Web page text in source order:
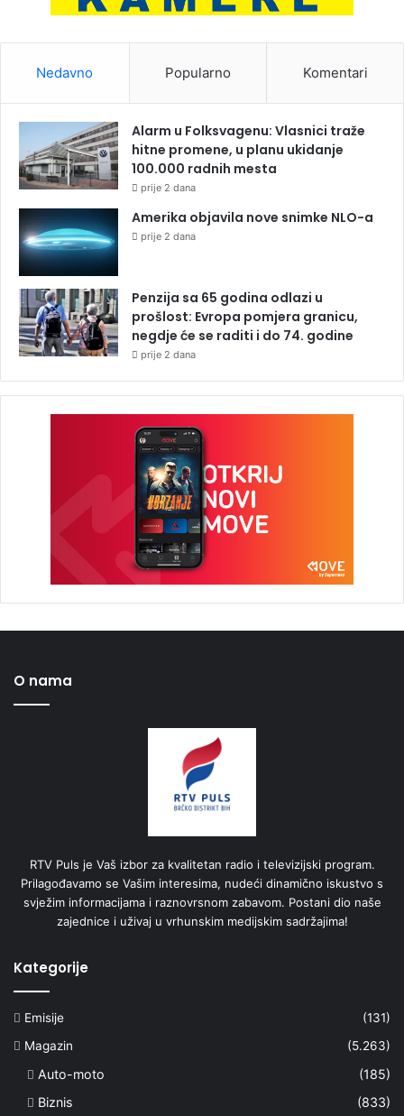
Nedavno Popularno Komentari
Alarm u Folksvagenu: Vlasnici traže
hitne promene, u planu ukidanje
100.000 radnih mesta
prije 2 dana
Amerika objavila nove snimke NLO-a
prije 2 dana
Penzija sa 65 godina odlazi u
prošlost: Evropa pomjera granicu,
negdje će se raditi i do 74. godine
prije 2 dana
O nama
RTV Puls je Vaš izbor za kvalitetan radio i televizijski program.
Prilagođavamo se Vašim interesima, nudeći dinamično iskustvo s
svježim informacijama i raznovrsnom zabavom. Postani dio naše
zajednice i uživaj u vrhunskim medijskim sadržajima!
Kategorije
Emisije
(131)
Magazin
(5.263)
Auto-moto
(185)
Biznis
(833)